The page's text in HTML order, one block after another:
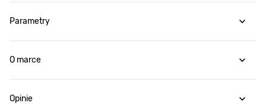
Parametry
O marce
Opinie